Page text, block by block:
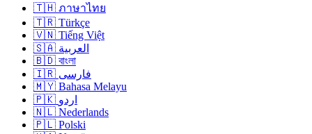
🇹🇭 ภาษาไทย
🇹🇷 Türkçe
🇻🇳 Tiếng Việt
🇸🇦 العربية
🇧🇩 বাংলা
🇮🇷 فارسی
🇲🇾 Bahasa Melayu
🇵🇰 اردو
🇳🇱 Nederlands
🇵🇱 Polski